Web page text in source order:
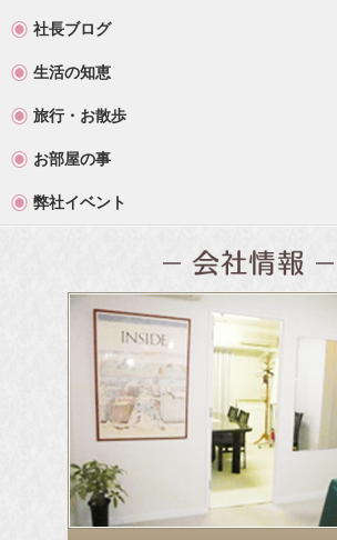
社長ブログ
生活の知恵
旅行・お散歩
お部屋の事
弊社イベント